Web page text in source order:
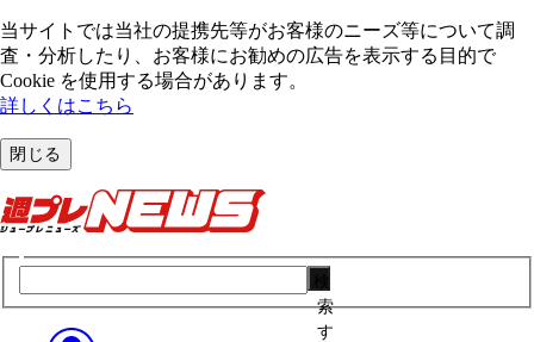
当サイトでは当社の提携先等がお客様のニーズ等について調
査・分析したり、お客様にお勧めの広告を表⽰する⽬的で
Cookie を使⽤する場合があります。
詳しくはこちら
閉じる
索
す